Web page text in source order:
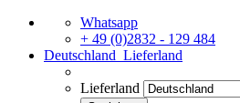
Whatsapp
+ 49 (0)2832 - 129 484
Deutschland Lieferland
Lieferland